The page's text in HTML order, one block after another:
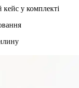
у комплекті